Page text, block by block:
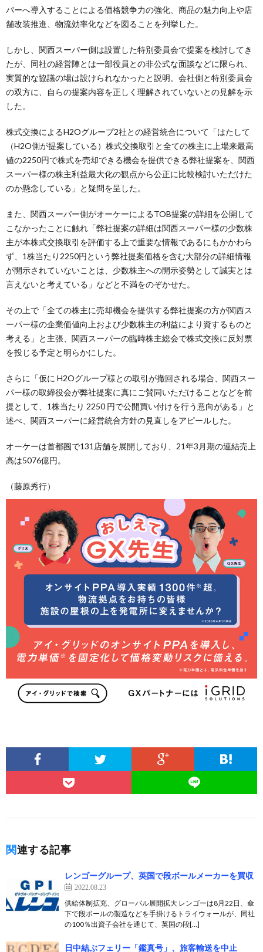
パーへ導入することによる価格競争力の強化、商品の魅力向上や店
舗改装推進、物流効率化などを図ることを列挙した。
しかし、関西スーパー側は設置した特別委員会で提案を検討してき
たが、同社の経営陣とは一部役員との非公式な面談などに限られ、
実質的な協議の場は設けられなかったと説明。会社側と特別委員会
の双方に、自らの提案内容を正しく理解されていないとの見解を示
した。
株式交換によるH2Oグループ2社との経営統合について「はたして
（H2O側が提案している）株式交換取引と全ての株主に上場来最高
値の2250円で株式を売却できる機会を提供できる弊社提案を、関西
スーパー様の株主利益最大化の観点から公正に比較検討いただけた
のか懸念している」と疑問を呈した。
また、関西スーパー側がオーケーによるTOB提案の詳細を公開して
こなかったことに触れ「弊社提案の詳細は関西スーパー様の少数株
主が本株式交換取引を評価する上で重要な情報であるにもかかわら
ず、1株当たり2250円という弊社提案価格を含む大部分の詳細情報
が開示されていないことは、少数株主への開示姿勢として誠実とは
言えないと考えている」などと不満をのぞかせた。
その上で「全ての株主に売却機会を提供する弊社提案の方が関西ス
ーパー様の企業価値向上および少数株主の利益により資するものと
考える」と主張、関西スーパーの臨時株主総会で株式交換に反対票
を投じる予定と明らかにした。
さらに「仮に H2Oグループ様との取引が撤回される場合、関西スー
パー様の取締役会が弊社提案に真にご賛同いただけることなどを前
提として、1株当たり 2250 円で公開買い付けを行う意向がある」と
述べ、関西スーパーに経営統合方針の見直しをアピールした。
オーケーは首都圏で131店舗を展開しており、21年3月期の連結売上
高は5076億円。
（藤原秀行）
関連する記事
レンゴーグループ、英国で段ボールメーカーを買収
2022.08.23
供給体制拡充、グローバル展開拡大 レンゴーは8月22日、傘
下で段ボールの製造などを手掛けるトライウォールが、同社
の100％出資子会社を通じて、英国の段[…]
日中結ぶフェリー「鑑真号」、旅客輸送を中止